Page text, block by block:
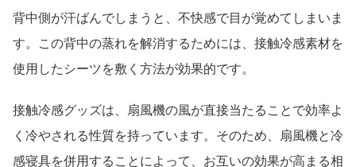
背中側が汗ばんでしまうと、不快感で目が覚めてしまいま
す。この背中の蒸れを解消するためには、接触冷感素材を
使用したシーツを敷く方法が効果的です。
接触冷感グッズは、扇風機の風が直接当たることで効率よ
く冷やされる性質を持っています。そのため、扇風機と冷
感寝具を併用することによって、お互いの効果が高まる相